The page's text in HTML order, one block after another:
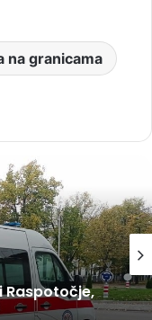
na granicama
Raspotočje,